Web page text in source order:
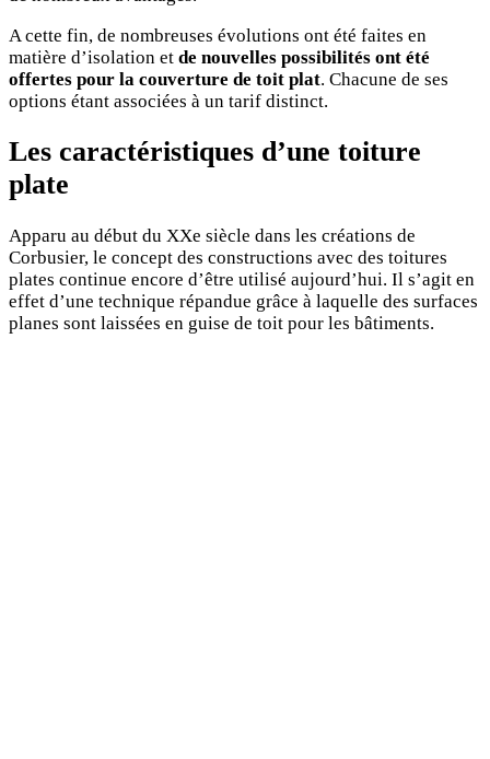
A cette fin, de nombreuses évolutions ont été faites en
matière d’isolation et de nouvelles possibilités ont été
offertes pour la couverture de toit plat. Chacune de ses
options étant associées à un tarif distinct.
Les caractéristiques d’une toiture
plate
Apparu au début du XXe siècle dans les créations de
Corbusier, le concept des constructions avec des toitures
plates continue encore d’être utilisé aujourd’hui. Il s’agit en
effet d’une technique répandue grâce à laquelle des surfaces
planes sont laissées en guise de toit pour les bâtiments.